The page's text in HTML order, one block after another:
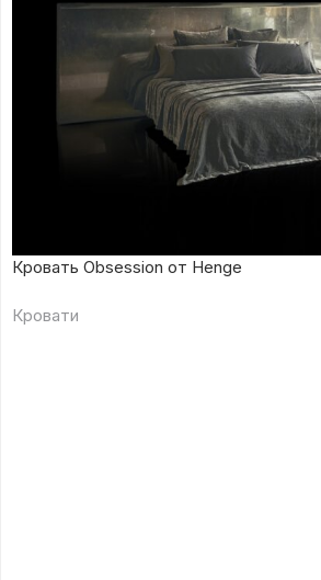
Кровать Obsession от Henge
Кровати